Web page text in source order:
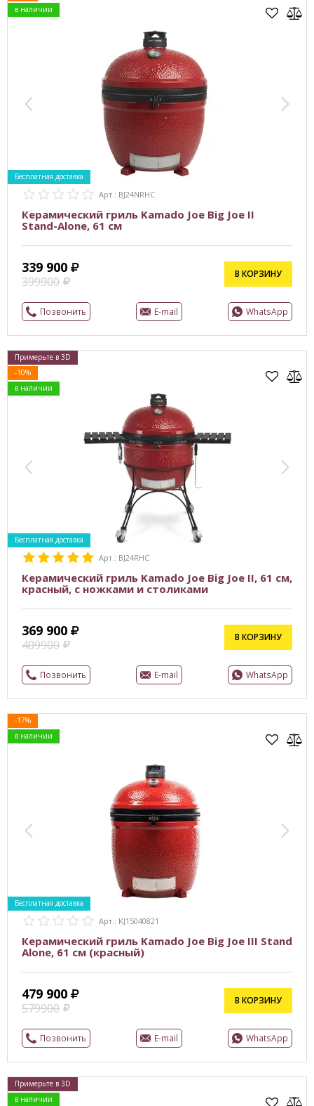
Бесплатная доставка
в наличии
Арт.: BJ24NRHC
Керамический гриль Kamado Joe Big Joe II
Stand-Alone, 61 см
339 900
399900
В КОРЗИНУ
Позвонить E-mail WhatsApp
Примерьте в 3D
Бесплатная доставка
-10%
в наличии
Арт.: BJ24RHC
Керамический гриль Kamado Joe Big Joe II, 61 см,
красный, с ножками и столиками
369 900
409900
В КОРЗИНУ
Позвонить E-mail WhatsApp
Бесплатная доставка
-17%
в наличии
Арт.: KJ15040821
Керамический гриль Kamado Joe Big Joe III Stand
Alone, 61 см (красный)
479 900
579900
В КОРЗИНУ
Позвонить E-mail WhatsApp
Примерьте в 3D
в наличии